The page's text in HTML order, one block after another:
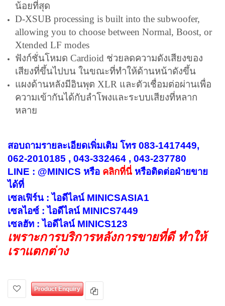
น้อยที่สุด
D-XSUB processing is built into the subwoofer,
allowing you to choose between Normal, Boost, or
Xtended LF modes
ฟังก์ชั่นโหมด Cardioid ช่วยลดความดังเสียงของ
เสียงที่ขึ้นไปบน ในขณะที่ทำให้ด้านหน้าดังขึ้น
แผงด้านหลังมีอินพุต XLR และตัวเชื่อมต่อผ่านเพื่อ
ความเข้ากันได้กับลำโพงและระบบเสียงที่หลาก
หลาย
สอบถามรายละเอียดเพิ่มเติม โทร 083-1417449,
062-2010185 , 043-332464 , 043-237780
LINE : @MINICS หรือ คลิกที่นี่ หรือติดต่อฝ่ายขาย
ได้ที่
เซลเฟิร์น : ไอดีไลน์ MINICSASIA1
เซลไอซ์ : ไอดีไลน์ MINICS7449
เซลฮัท : ไอดีไลน์ MINICS123
เพราะการบริการหลังการขายที่ดี ทำให้
เราแตกต่าง
Product Enquiry